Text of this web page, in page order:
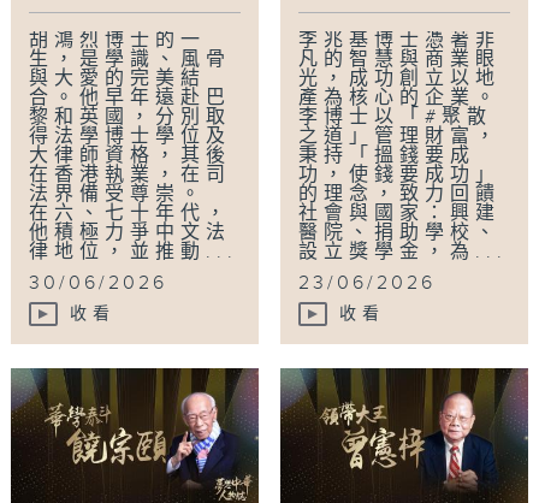
逢星期二 | 晚上9時30分 | 港台電視31
立即下載「香港電台隨身版（RTHK On The
Go）」緊貼最新節目：
https://rthk.hk/otg
記得LIKE + 訂閱+ 推播通知！
#胡鴻烈 #香港樹仁大學 #教育報國 #夢想中華
人物誌 #港台電視31 #胡懷中 #教育 #大律師
國
胡鴻烈博士的一
生，是學識、風骨
與大愛的完美結
合。他早年遠赴巴
黎和英國，分別取
得法學博士學位及
大律師資格，其後
在香港執業，在司
法界備受尊崇。
在六、七十年代，
他積極力爭中文法
律地位，並推動...
30/06/2026
收看
李兆基博士憑著非
凡的智慧與商業眼
光，成功創立以地
產為核心的企業。
李博士以「#聚散
之道」管理財富，
秉持「搵錢要成
功，使錢要成功」
的理念，致力回饋
社會與國家：興建
醫院、捐助學校、
設立獎學金，為...
23/06/2026
收看